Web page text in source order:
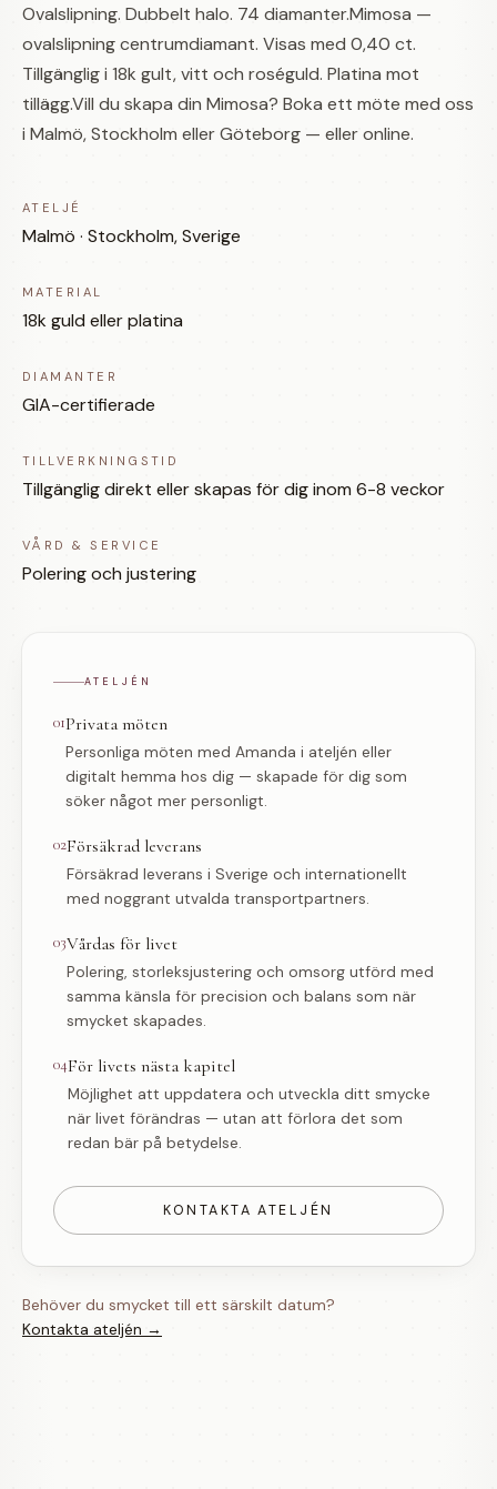
Ovalslipning. Dubbelt halo. 74 diamanter.Mimosa —
ovalslipning centrumdiamant. Visas med 0,40 ct.
Tillgänglig i 18k gult, vitt och roséguld. Platina mot
tillägg.Vill du skapa din Mimosa? Boka ett möte med oss
i Malmö, Stockholm eller Göteborg — eller online.
ATELJÉ
Malmö · Stockholm, Sverige
MATERIAL
18k guld eller platina
DIAMANTER
GIA-certifierade
TILLVERKNINGSTID
Tillgänglig direkt eller skapas för dig inom 6-8 veckor
VÅRD & SERVICE
Polering och justering
ATELJÉN
01Privata möten
Personliga möten med Amanda i ateljén eller
digitalt hemma hos dig — skapade för dig som
söker något mer personligt.
02Försäkrad leverans
Försäkrad leverans i Sverige och internationellt
med noggrant utvalda transportpartners.
03Vårdas för livet
Polering, storleksjustering och omsorg utförd med
samma känsla för precision och balans som när
smycket skapades.
04För livets nästa kapitel
Möjlighet att uppdatera och utveckla ditt smycke
när livet förändras — utan att förlora det som
redan bär på betydelse.
KONTAKTA ATELJÉN
Behöver du smycket till ett särskilt datum?
Kontakta ateljén →